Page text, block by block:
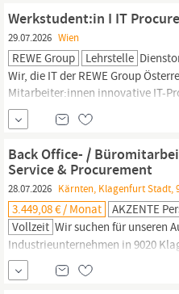
Auftraggeber
Werkstudent:in I IT
29.07.2026 Wien
REWE Group Lehrstelle
Wir, die IT der REWE Group
Mitarbeiter:innen innovative IT-
unsere Unternehmensbereiche
Ton für den modernen Handel an.
Teams erhältst du spannende
strategischen
Back Office- /
Service & Procurement
28.07.2026 Kärnten, Klagenfurt Stadt,
3.449,08 € / Monat
AKZENTE
Vollzeit Wir suchen für unseren
Industrieunternehmen in 9020
Eintritt; Mitarbeiter (m/w/d) für
Sie bringen mit: abgeschlossene